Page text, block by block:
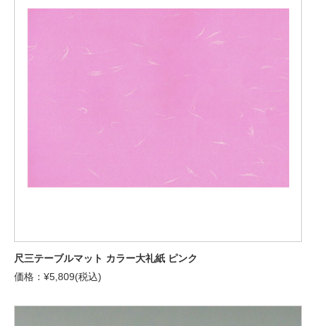
尺三テーブルマット カラー大礼紙 ピンク
価格：¥5,809(税込)